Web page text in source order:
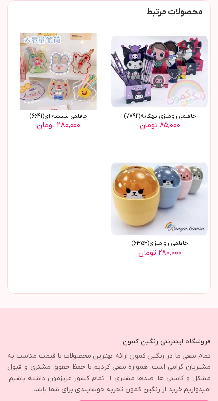
محصولات مرتبط
جاقلمی رومیزی بچگانه(7792)
۸۵,۰۰۰ تومان
جاقلمی شیشه ای(6641)
۲۸۰,۰۰۰ تومان
جاقلمی رو میزی(6354)
۲۸۰,۰۰۰ تومان
فروشگاه اینترنتی رنگین کمون
تمام سعی ما در رنگین کمون ارائه بهترین محصولات با قیمت مناسب به
مشتریان گرامی است. همواره سعی کردیم با حفظ حقوق مشتری و قبول
مشکل و کاستی ها، صدها مشتری از تمام کشور عزیزمون داشته باشیم.
امیدواریم خرید از رنگین کمون تجربه خوشایندی برای شما باشد.